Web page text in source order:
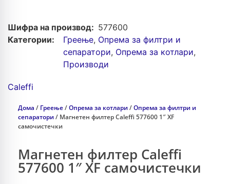
Шифра на производ: 577600
Категории:
Греење, Опрема зa филтри и
сепаратори, Опрема за котлари,
Производи
Caleffi
Дома / Греење/Опрема за котлари/Опрема зa филтри и
сепаратори/ Магнетен филтер Caleffi 577600 1″ XF
самочистечки
Магнетен филтер Caleffi
577600 1″ XF самочистечки